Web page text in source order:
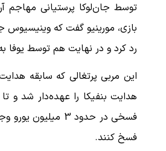
توسط جان‌لوکا پرستیانی مهاجم
بازی، مورینیو گفت که وینیسیوس
رد کرد و در نهایت هم توسط یوفا به دلیل
این مربی پرتغالی که سابقه
فسخ کنند.
لحظه حمله به بیت
پزشکیان: از